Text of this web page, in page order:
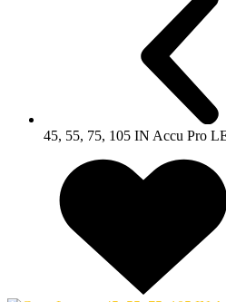
45, 55, 75, 105 IN Accu Pro